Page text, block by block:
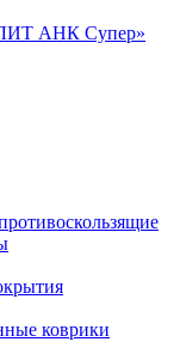
АНК Супер»
коврики